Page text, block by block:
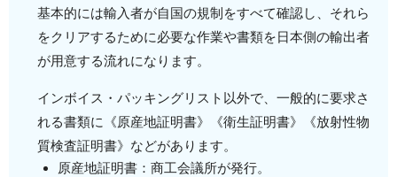
基本的には輸入者が自国の規制をすべて確認し、それら
をクリアするために必要な作業や書類を日本側の輸出者
が用意する流れになります。
インボイス・パッキングリスト以外で、一般的に要求さ
れる書類に《原産地証明書》《衛生証明書》《放射性物
質検査証明書》などがあります。
原産地証明書：商工会議所が発行。